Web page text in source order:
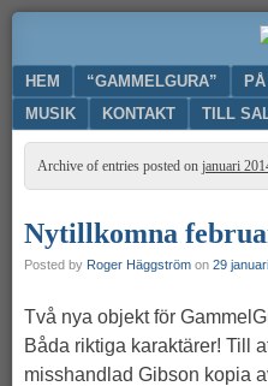
nytt
liv
till
din
gamla
gitarr
Menu
SKIP TO CONTENT
HEM “GAMMELGURA”
MUSIK
KONTAKT TILL
Archive of entries posted on januari
Nytillkomna
Posted by Roger Häggström on 29
Två nya objekt för
Båda riktiga karaktärer! Till
misshandlad Gibson kopia